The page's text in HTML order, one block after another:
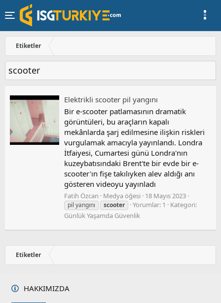
Etiketler
scooter
Elektrikli scooter pil yangını
Bir e-scooter patlamasının dramatik
görüntüleri, bu araçların kapalı
mekânlarda şarj edilmesine ilişkin riskleri
vurgulamak amacıyla yayınlandı. Londra
İtfaiyesi, Cumartesi günü Londra'nın
kuzeybatısındaki Brent'te bir evde bir e-
scooter'ın fişe takılıyken alev aldığı anı
gösteren videoyu yayınladı
Fatih Özcan Medya öğesi 18 Mayıs 2023
pil yangını scooter Yorumlar: 1
Kategori:
Günlük Yaşamda Güvenlik
Etiketler
HAKKIMIZDA